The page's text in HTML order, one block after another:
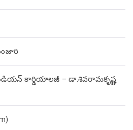
కార్డియాలజీ – డా.శివరామకృష్ణ